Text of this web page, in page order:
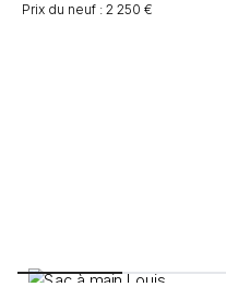
Prix du neuf : 2 250 €